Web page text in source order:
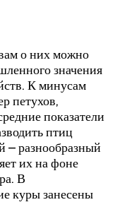
о них можно
значения
К минусам
петухов,
показатели
птиц
– разнообразный
их на фоне
В
куры занесены